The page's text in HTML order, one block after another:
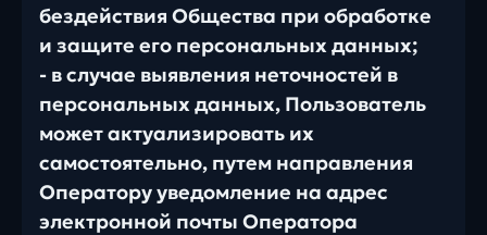
бездействия Общества при обработке
и защите его персональных данных;
- в случае выявления неточностей в
персональных данных, Пользователь
может актуализировать их
самостоятельно, путем направления
Оператору уведомление на адрес
электронной почты Оператора